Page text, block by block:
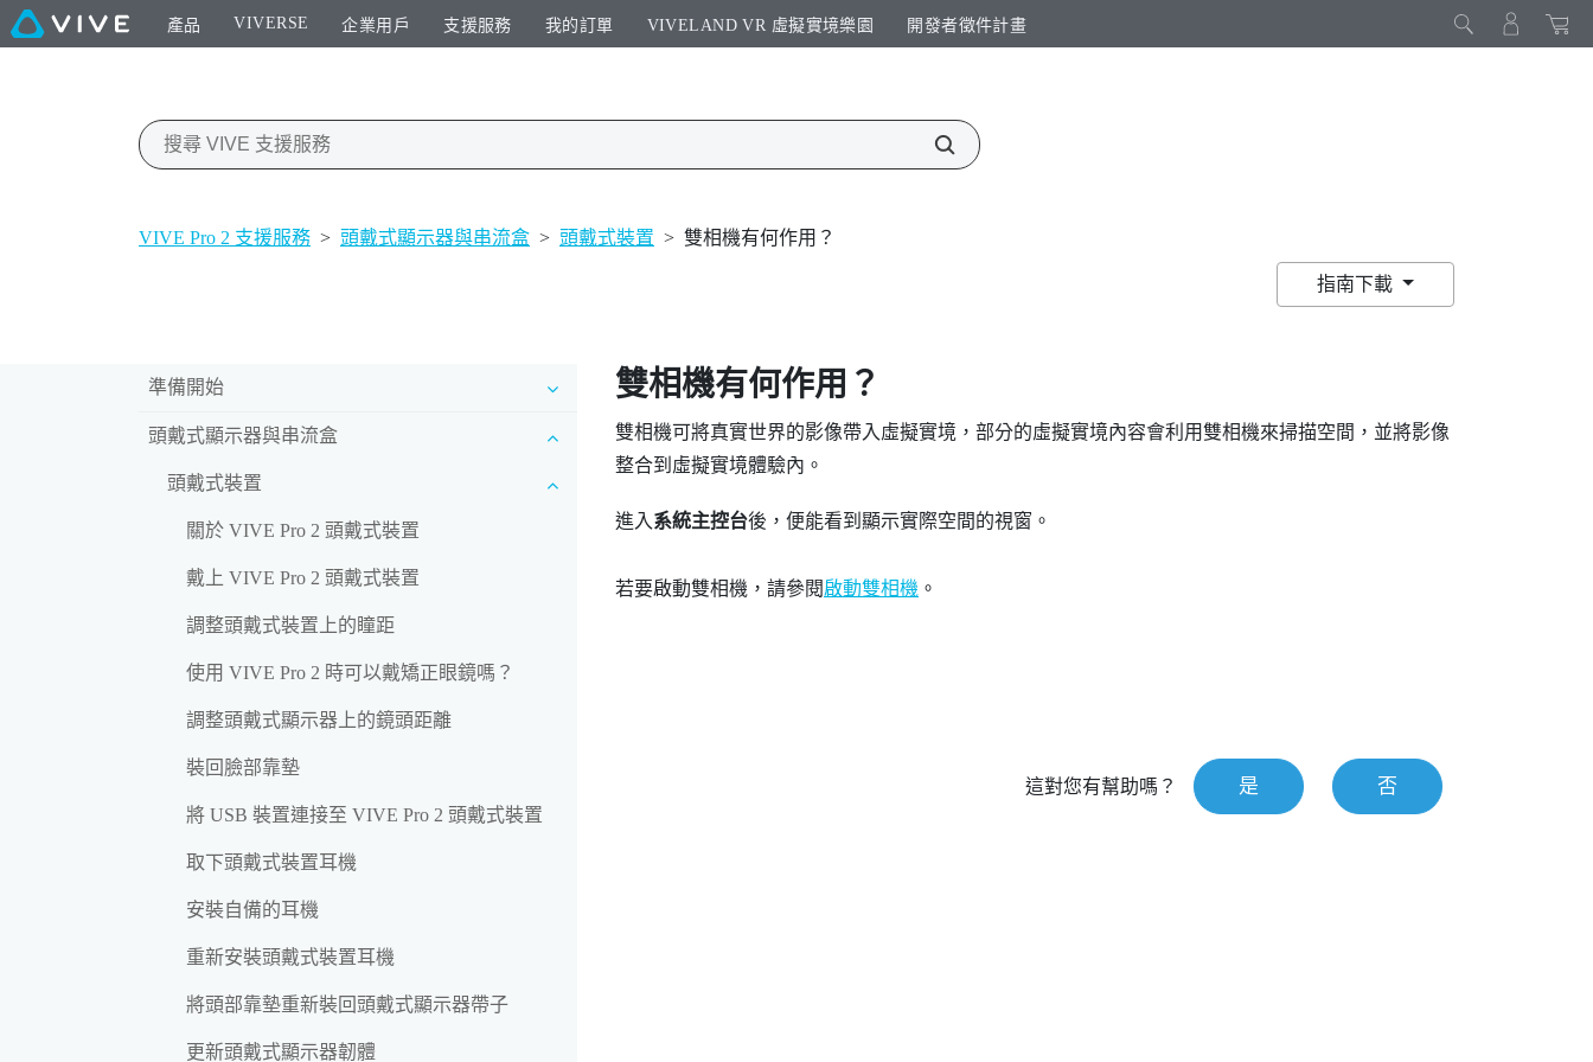
產品 VIVERSE 企業用戶 支援服務 我的訂單 VIVELAND VR 虛擬實境樂園​ 開發者徵件計畫​
VIVE Pro 2 支援服務 > 頭戴式顯示器與串流盒 > 頭戴式裝置 > 雙相機有何作用？
指南下載
準備開始
頭戴式顯示器與串流盒
頭戴式裝置
關於 VIVE Pro 2 頭戴式裝置
戴上 VIVE Pro 2 頭戴式裝置
調整頭戴式裝置上的瞳距
使用 VIVE Pro 2 時可以戴矯正眼鏡嗎？
調整頭戴式顯示器上的鏡頭距離
裝回臉部靠墊
將 USB 裝置連接至 VIVE Pro 2 頭戴式裝置
取下頭戴式裝置耳機
安裝自備的耳機
重新安裝頭戴式裝置耳機
將頭部靠墊重新裝回頭戴式顯示器帶子
更新頭戴式顯示器韌體
雙相機有何作用？
雙相機可將真實世界的影像帶入虛擬實境，部分的虛擬實境內容會利用雙相機來掃描空間，並將影像
整合到虛擬實境體驗內。
進入 系統主控台後，便能看到顯示實際空間的視窗。
若要啟動雙相機，請參閱啟動雙相機 。
這對您有幫助嗎？ 是 否